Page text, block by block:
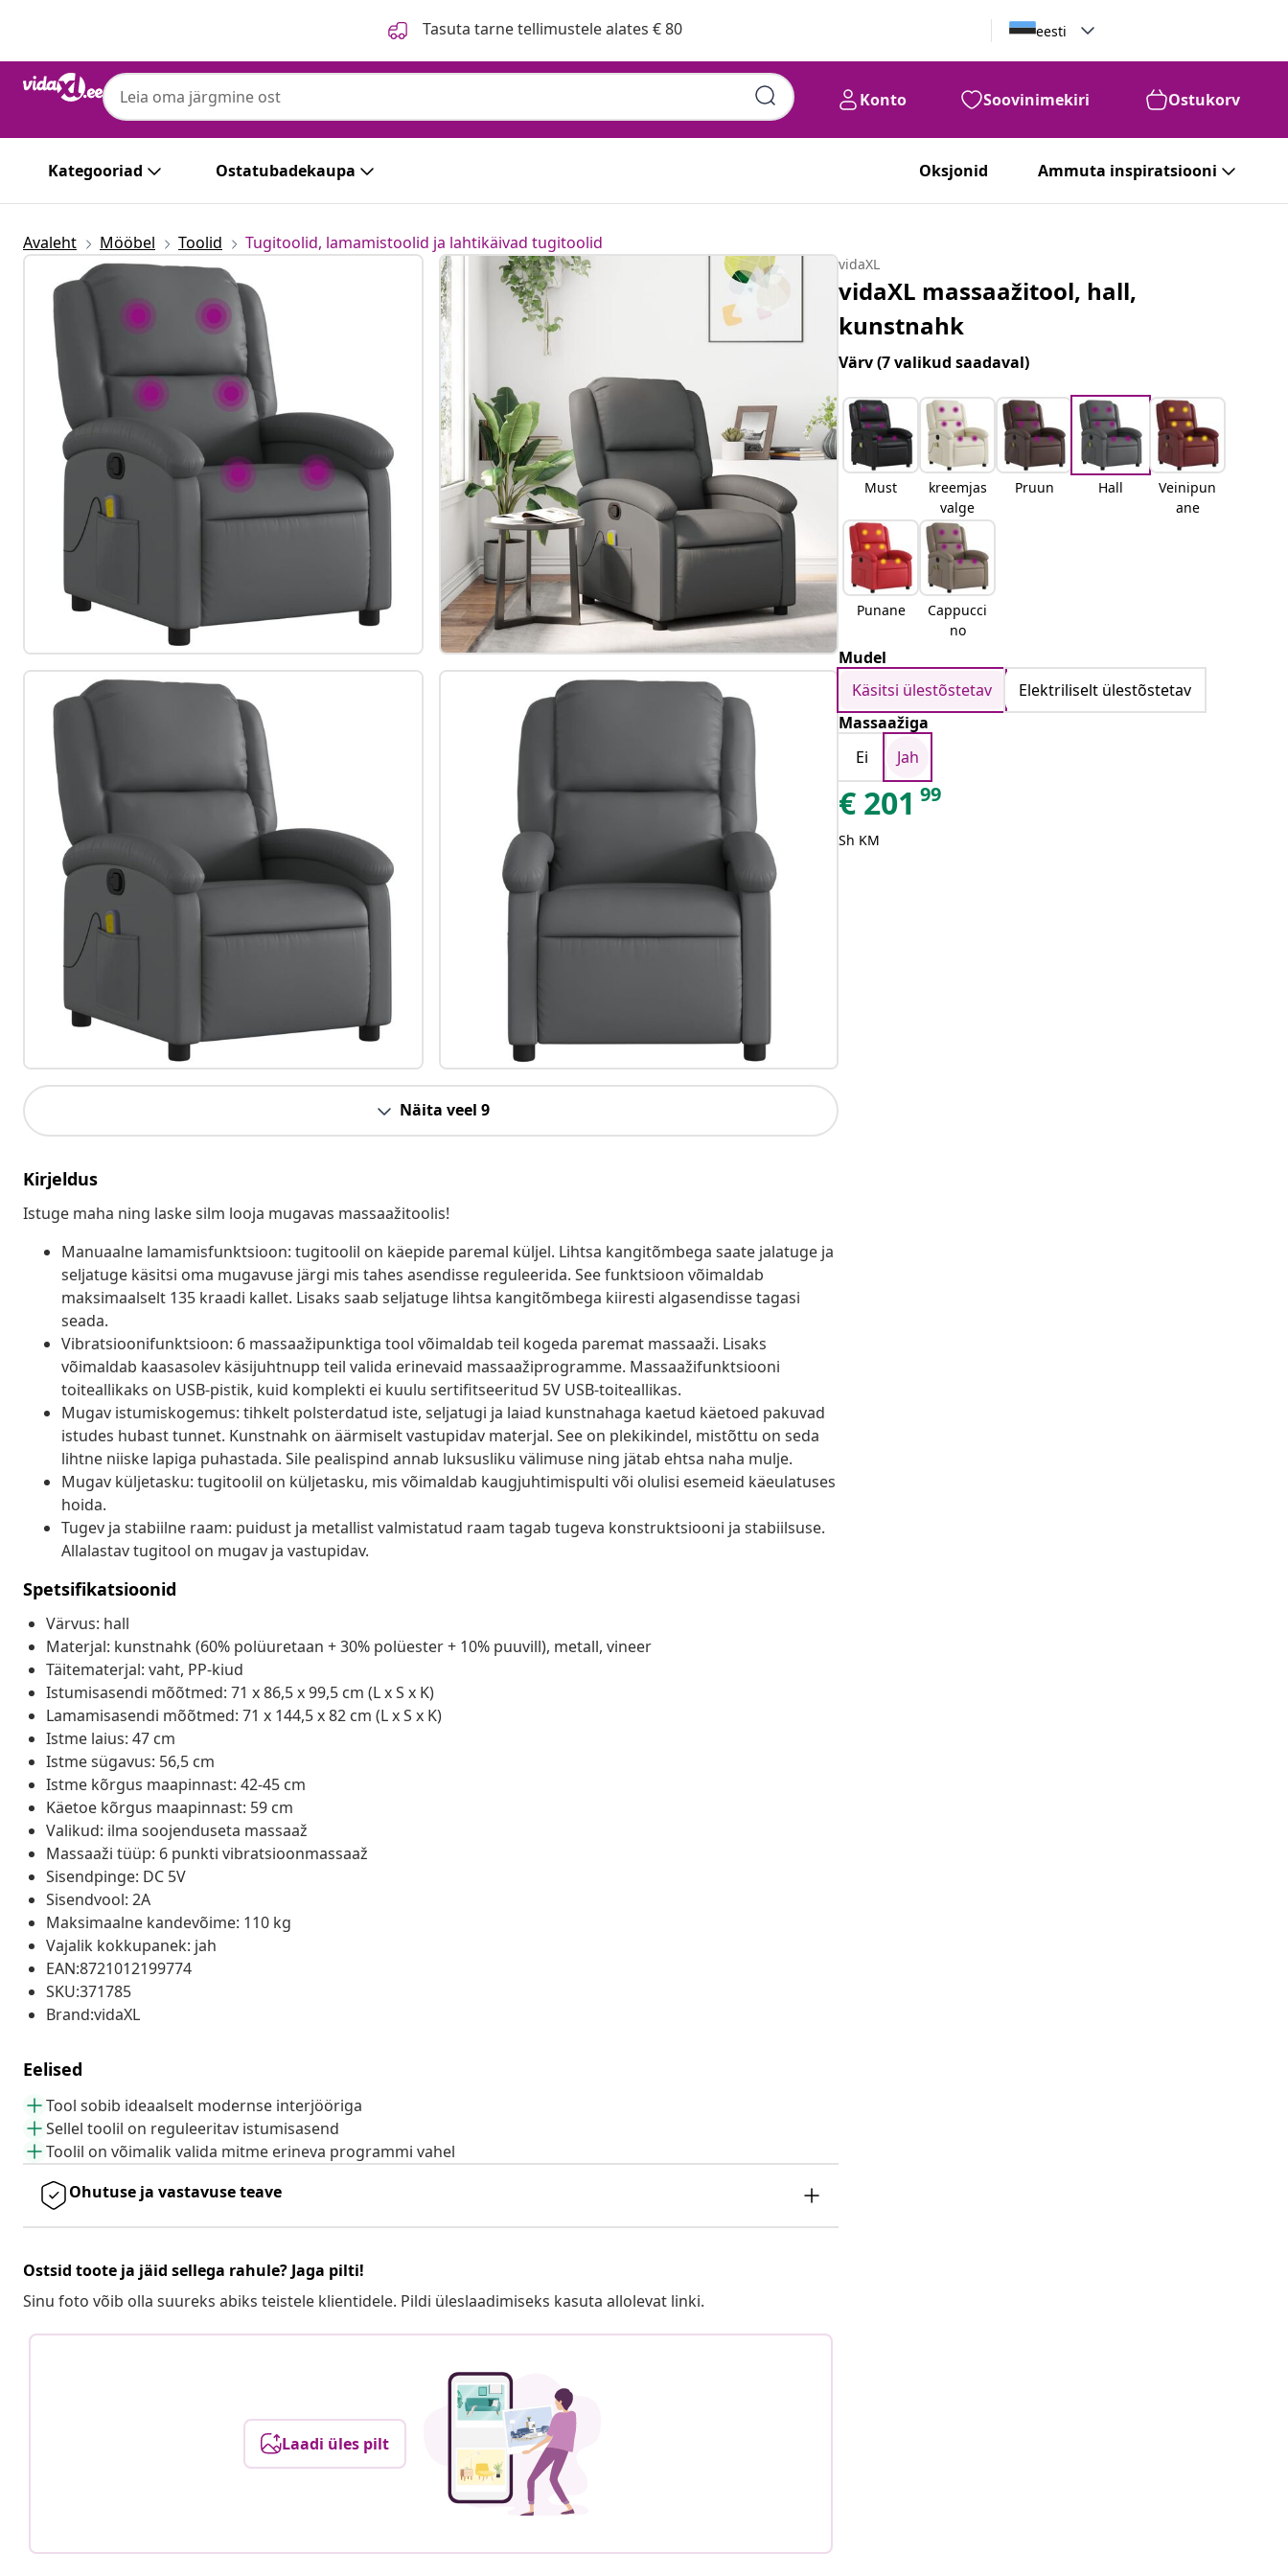
Tasuta tarne tellimustele alates € 80 eesti
Konto Soovinimekiri Ostukorv
Kategooriad Ostatubadekaupa Oksjonid Ammuta inspiratsiooni
Avaleht Mööbel Toolid Tugitoolid, lamamistoolid ja lahtikäivad tugitoolid
Näita veel 9
Kirjeldus
Istuge maha ning laske silm looja mugavas massaažitoolis!
Manuaalne lamamisfunktsioon: tugitoolil on käepide paremal küljel. Lihtsa kangitõmbega saate jalatuge ja
seljatuge käsitsi oma mugavuse järgi mis tahes asendisse reguleerida. See funktsioon võimaldab
maksimaalselt 135 kraadi kallet. Lisaks saab seljatuge lihtsa kangitõmbega kiiresti algasendisse tagasi
seada.
Vibratsioonifunktsioon: 6 massaažipunktiga tool võimaldab teil kogeda paremat massaaži. Lisaks
võimaldab kaasasolev käsijuhtnupp teil valida erinevaid massaažiprogramme. Massaažifunktsiooni
toiteallikaks on USB-pistik, kuid komplekti ei kuulu sertifitseeritud 5V USB-toiteallikas.
Mugav istumiskogemus: tihkelt polsterdatud iste, seljatugi ja laiad kunstnahaga kaetud käetoed pakuvad
istudes hubast tunnet. Kunstnahk on äärmiselt vastupidav materjal. See on plekikindel, mistõttu on seda
lihtne niiske lapiga puhastada. Sile pealispind annab luksusliku välimuse ning jätab ehtsa naha mulje.
Mugav küljetasku: tugitoolil on küljetasku, mis võimaldab kaugjuhtimispulti või olulisi esemeid käeulatuses
hoida.
Tugev ja stabiilne raam: puidust ja metallist valmistatud raam tagab tugeva konstruktsiooni ja stabiilsuse.
Allalastav tugitool on mugav ja vastupidav.
Spetsifikatsioonid
Värvus: hall
Materjal: kunstnahk (60% polüuretaan + 30% polüester + 10% puuvill), metall, vineer
Täitematerjal: vaht, PP-kiud
Istumisasendi mõõtmed: 71 x 86,5 x 99,5 cm (L x S x K)
Lamamisasendi mõõtmed: 71 x 144,5 x 82 cm (L x S x K)
Istme laius: 47 cm
Istme sügavus: 56,5 cm
Istme kõrgus maapinnast: 42-45 cm
Käetoe kõrgus maapinnast: 59 cm
Valikud: ilma soojenduseta massaaž
Massaaži tüüp: 6 punkti vibratsioonmassaaž
Sisendpinge: DC 5V
Sisendvool: 2A
Maksimaalne kandevõime: 110 kg
Vajalik kokkupanek: jah
EAN:8721012199774
SKU:371785
Brand:vidaXL
Eelised
Tool sobib ideaalselt modernse interjööriga
Sellel toolil on reguleeritav istumisasend
Toolil on võimalik valida mitme erineva programmi vahel
Ohutuse ja vastavuse teave
Ostsid toote ja jäid sellega rahule? Jaga pilti!
Sinu foto võib olla suureks abiks teistele klientidele. Pildi üleslaadimiseks kasuta allolevat linki.
Laadi üles pilt
vidaXL
vidaXL massaažitool, hall,
kunstnahk
Värv(7 valikud saadaval)
Must
kreemjas
valge
Pruun Hall
Veinipun
ane
Punane
Cappucci
no
Mudel
Käsitsi ülestõstetav
Elektriliselt ülestõstetav
Massaažiga
Ei
Jah
€ 201 99
Sh KM